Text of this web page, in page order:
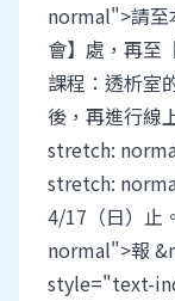
normal">請至
會】處，再至
課程：透析室
後，再進行線
stretch:
stretch:
4/17（日）
normal">報
style="text-